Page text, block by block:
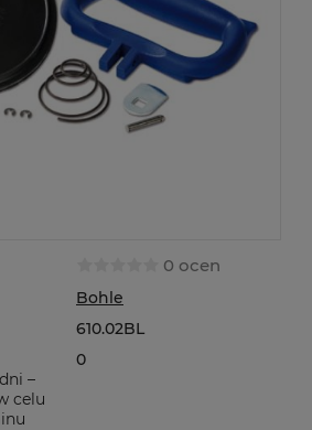
0 ocen
Bohle
610.02BL
0
–
celu